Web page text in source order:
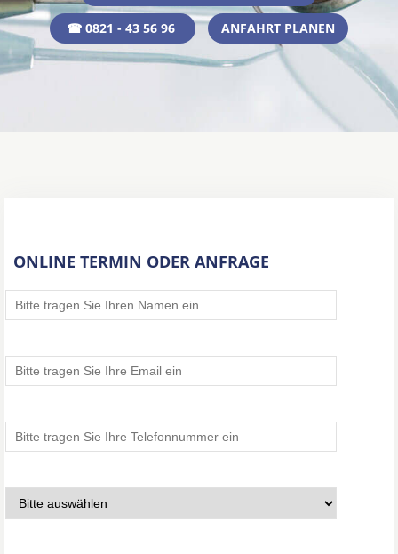
☎ 0821 - 43 56 96 ANFAHRT PLANEN
ONLINE TERMIN ODER ANFRAGE